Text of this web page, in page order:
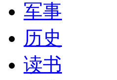
军事
历史
读书